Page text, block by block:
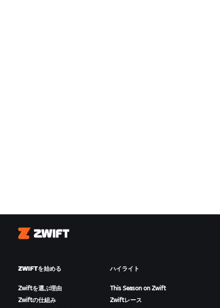
Zwift
ZWIFTを始める
Zwiftを選ぶ理由
Zwiftの仕組み
ハイライト
This Season on Zwift
Zwiftレース